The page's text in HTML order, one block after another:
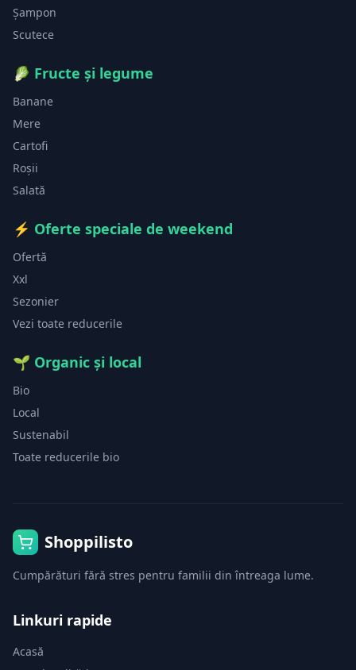
Șampon
Scutece
🥬 Fructe și legume
Banane
Mere
Cartofi
Roșii
Salată
⚡ Oferte speciale de weekend
Ofertă
Xxl
Sezonier
Vezi toate reducerile
🌱 Organic și local
Bio
Local
Sustenabil
Toate reducerile bio
Shoppilisto
Cumpărături fără stres pentru familii din întreaga lume.
Linkuri rapide
Acasă